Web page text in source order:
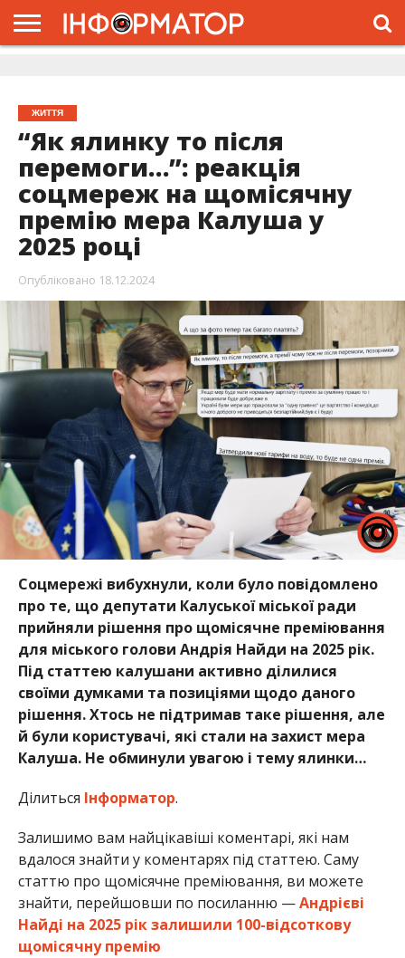
ЖИТТЯ
“Як ялинку то після
перемоги…”: реакція
соцмереж на щомісячну
премію мера Калуша у
2025 році
Опубліковано 18.12.2024
Соцмережі вибухнули, коли було повідомлено
про те, що депутати Калуської міської ради
прийняли рішення про щомісячне преміювання
для міського голови Андрія Найди на 2025 рік.
Під статтею калушани активно ділилися
своїми думками та позиціями щодо даного
рішення. Хтось не підтримав таке рішення, але
й були користувачі, які стали на захист мера
Калуша. Не обминули увагою і тему ялинки…
Ділиться Інформатор.
Залишимо вам найцікавіші коментарі, які нам
вдалося знайти у коментарях під статтею. Саму
статтю про щомісячне преміювання, ви можете
знайти, перейшовши по посиланню —Андрієві
Найді на 2025 рік залишили 100-відсоткову
щомісячну премію